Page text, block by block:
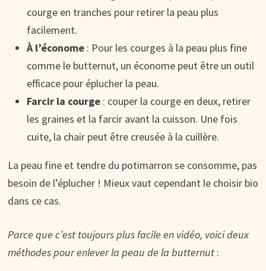
courge en tranches pour retirer la peau plus
facilement.
À l’économe: Pour les courges à la peau plus fine
comme le butternut, un économe peut être un outil
efficace pour éplucher la peau.
Farcir la courge: couper la courge en deux, retirer
les graines et la farcir avant la cuisson. Une fois
cuite, la chair peut être creusée à la cuillère.
La peau fine et tendre du potimarron se consomme, pas
besoin de l’éplucher ! Mieux vaut cependant le choisir bio
dans ce cas.
Parce que c’est toujours plus facile en vidéo, voici deux
méthodes pour enlever la peau de la butternut: